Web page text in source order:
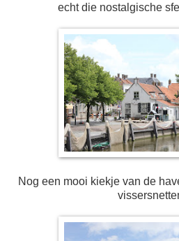
echt die nostalgische
Nog een mooi kiekje van de